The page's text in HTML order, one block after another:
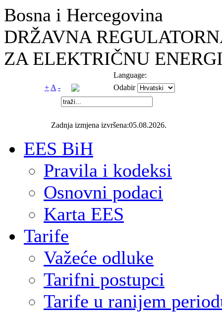
Bosna i Hercegovina
DRŽAVNA
ZA ELEKTRIČNU
Language:
+ A - Odabir
Zadnja izmjena izvršena:05.08.2026.
EES BiH
Pravila i kodeksi
Osnovni podaci
Karta EES
Tarife
Važeće odluke
Tarifni postupci
Tarife u ranijem